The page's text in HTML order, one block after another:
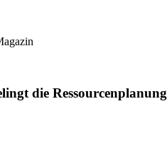
die Ressourcenplanung